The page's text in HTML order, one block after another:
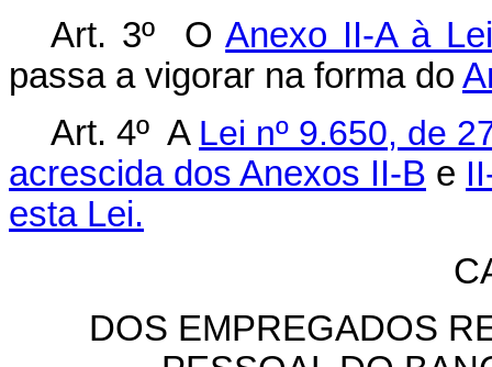
Art. 3º OAnexo II-A à
passa a vigorar na forma do
Art. 4º A Lei nº 9.650, de
acrescida dos Anexos II-B e
esta Lei.
DOS EMPREGADOS